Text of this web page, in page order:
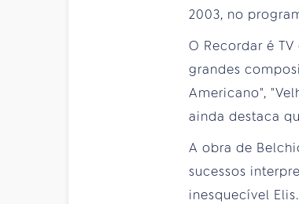
2003, no
O Recordar é
grandes
Americano",
ainda destaca
A obra de
sucessos
inesquecível